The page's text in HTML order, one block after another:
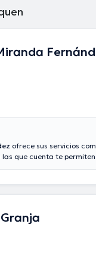
ofrece sus servicios
las que cuenta te